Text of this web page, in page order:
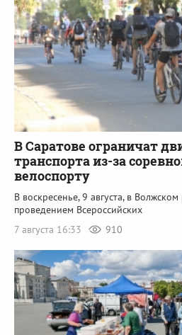
В Саратове ограничат
транспорта из-за
велоспорту
В воскресенье, 9 августа, в
проведением Всероссийских
7 августа 16:33
910